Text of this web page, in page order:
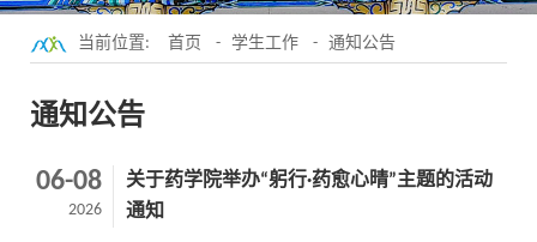
当前位置: 首页 - 学生工作 - 通知公告
通知公告
06-08
2026
关于药学院举办“躬行·药愈心晴”主题的活动
通知